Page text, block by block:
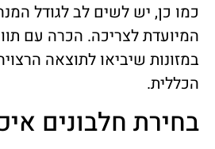
כמו כן, יש לשים לב לגודל
המיועדת לצריכה. הכרה עם
במזונות שיביאו לתוצאה
הכללית.
בחירת חלבונים